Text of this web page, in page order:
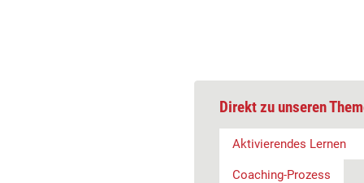
Direkt zu unseren
Aktivierendes Lernen
Coaching-Prozess